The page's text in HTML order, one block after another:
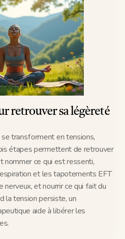
retrouver sa légèreté
transforment en tensions,
étapes permettent de retrouver
nommer ce qui est ressenti,
et les tapotements EFT
nerveux, et nourrir ce qui fait du
la tension persiste, un
aide à libérer les